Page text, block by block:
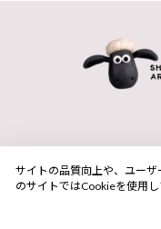
サイトの品質向上や、ユー
のサイトではCookieを使用し